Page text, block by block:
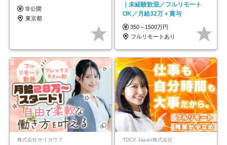
非公開
東京都
｜未経験歓迎／フルリモート
OK／月給32万＋賞与
350～1500万円
フルリモートあり
株式会社サイヨウブ TDCX Japan株式会社